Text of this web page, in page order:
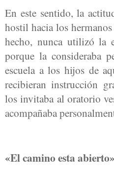
En este sentido, la
hostil hacia los
hecho, nunca utilizó la
porque la consideraba
escuela a los hijos de
recibieran instrucción
los invitaba al oratorio
acompañaba
«El camino esta abierto»